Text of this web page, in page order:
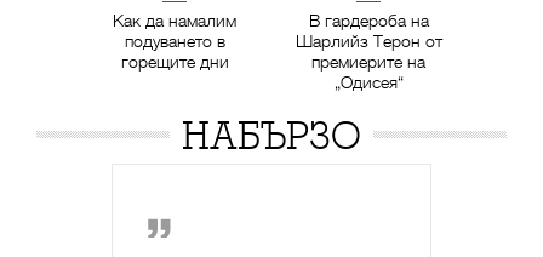
Как да намалим
подуването в
горещите дни
В гардероба на
Шарлийз Терон от
премиерите на
„Одисея“
НАБЪРЗО